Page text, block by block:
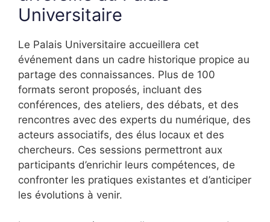
Universitaire
Le Palais Universitaire accueillera cet
événement dans un cadre historique propice au
partage des connaissances. Plus de 100
formats seront proposés, incluant des
conférences, des ateliers, des débats, et des
rencontres avec des experts du numérique, des
acteurs associatifs, des élus locaux et des
chercheurs. Ces sessions permettront aux
participants d’enrichir leurs compétences, de
confronter les pratiques existantes et d’anticiper
les évolutions à venir.